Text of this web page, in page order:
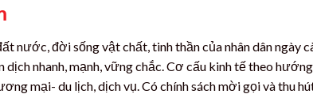
đời sống vật chất, tinh thần của nhân dân ngày
nhanh, mạnh, vững chắc. Cơ cấu kinh tế theo hướng
mại- du lịch, dịch vụ. Có chính sách mời gọi và thu